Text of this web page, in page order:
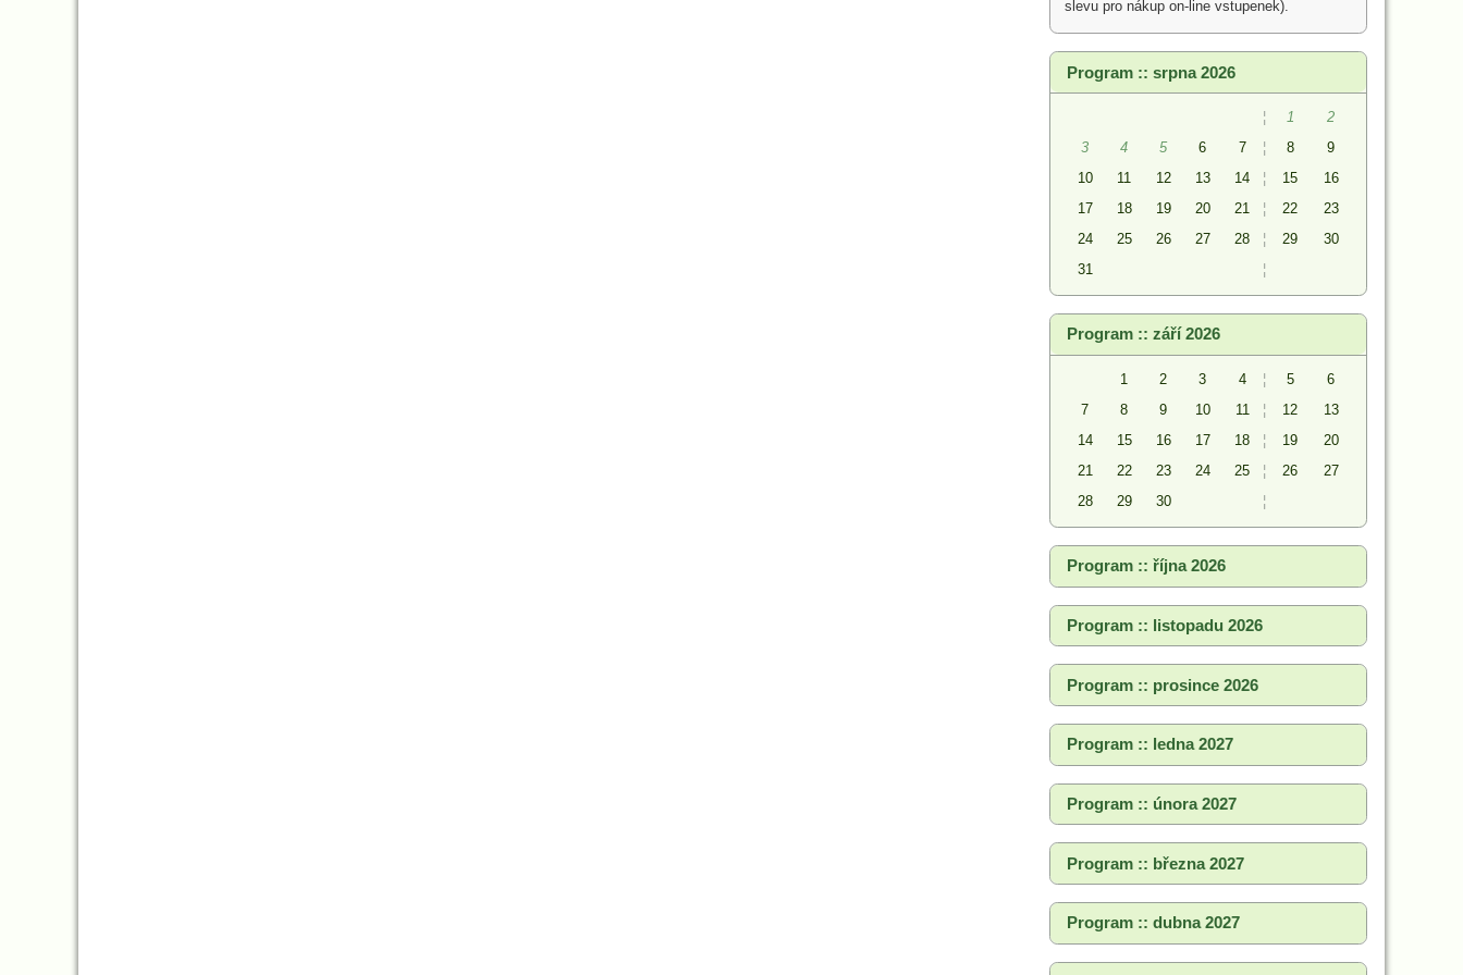
slevu pro nákup on-line vstupenek).
Program :: srpna 2026
¦ 1
2
3
4 5 6 7 ¦ 8
9
10
11 12 13 14 ¦ 15
16
17
18 19 20 21 ¦ 22
23
24
25 26 27 28 ¦ 29
30
31
¦
Program :: září 2026
1 2 3 4 ¦ 5
6
7
8 9 10 11 ¦ 12
13
14
15 16 17 18 ¦ 19
20
21
22 23 24 25 ¦ 26
27
28
29 30 ¦
Program :: října 2026
Program :: listopadu 2026
Program :: prosince 2026
Program :: ledna 2027
Program :: února 2027
Program :: března 2027
Program :: dubna 2027